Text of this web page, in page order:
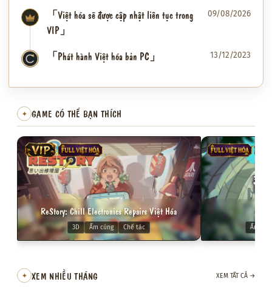
「Việt hóa sẽ được cập nhật liên tục trong
VIP」
09/08/2026
✦ 「Phát hành Việt hóa bản PC」 13/12/2023
✦ GAME CÓ THỂ BẠN THÍCH
VIP FULL VIỆT HÓA
ReStory: Chill Electronics Repairs Việt Hóa
3D Ấm cúng Chế tác
FULL VIỆT HÓAVIP
Ấm
✦ XEM NHIỀU THÁNG XEM TẤT CẢ →